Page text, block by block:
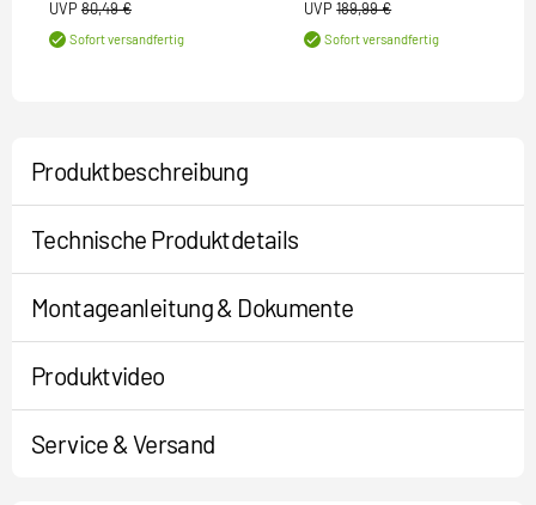
UVP 80,49 €
Sofort versandfertig
Tunable Warm 12,5W 800lm 230V
Anthrazit Aluminium
UVP 189,99 €
Sofort versandfertig
Produktbeschreibung
Technische Produktdetails
Montageanleitung & Dokumente
Produktvideo
Service & Versand